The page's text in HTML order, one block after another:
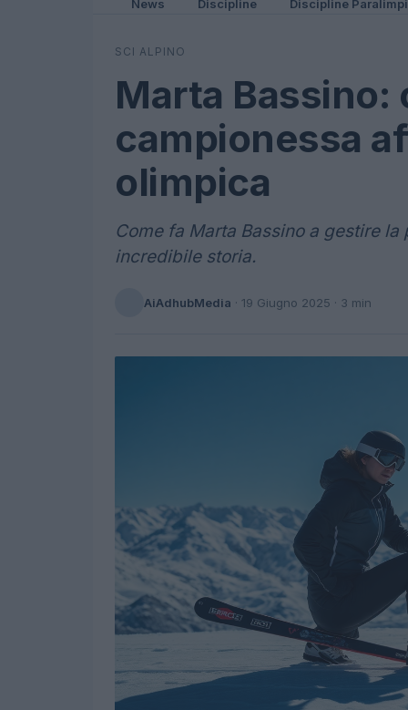
News Discipline Discipline
SCI ALPINO
Marta Bassino:
campionessa
olimpica
Come fa Marta Bassino a gestire
incredibile storia.
AiAdhubMedia · 19 Giugno 2025 · 3 min